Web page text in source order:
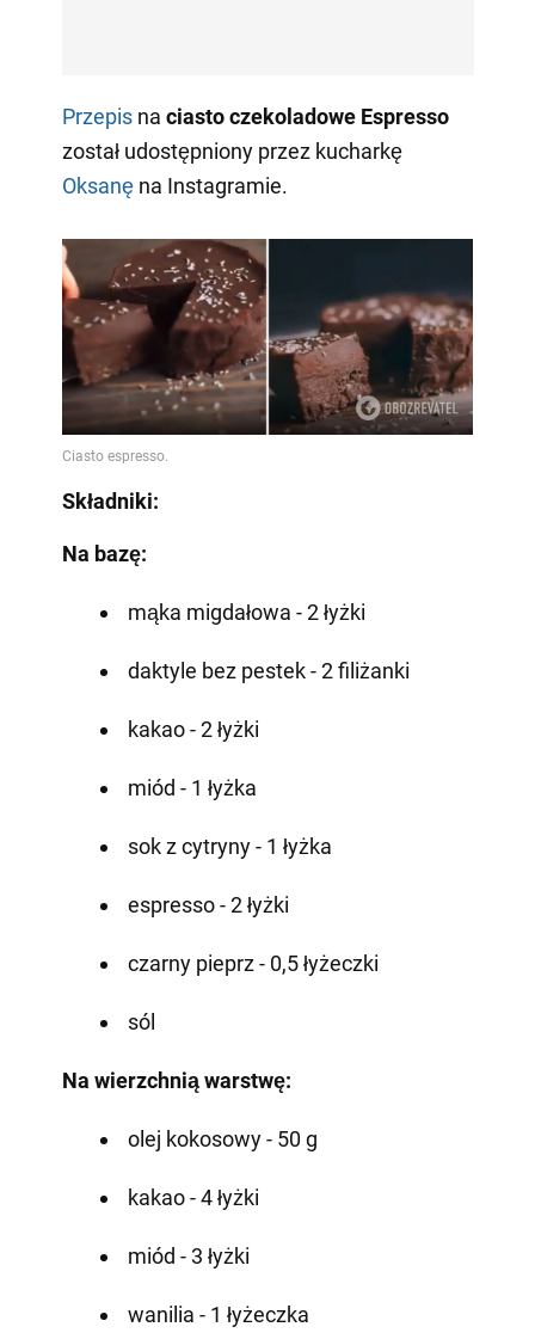
Przepisna ciasto czekoladowe Espresso
został udostępniony przez kucharkę
Oksanęna Instagramie.
Składniki:
Na bazę:
mąka migdałowa - 2 łyżki
daktyle bez pestek - 2 filiżanki
kakao - 2 łyżki
miód - 1 łyżka
sok z cytryny - 1 łyżka
espresso - 2 łyżki
czarny pieprz - 0,5 łyżeczki
sól
Na wierzchnią warstwę:
olej kokosowy - 50 g
kakao - 4 łyżki
miód - 3 łyżki
wanilia - 1 łyżeczka